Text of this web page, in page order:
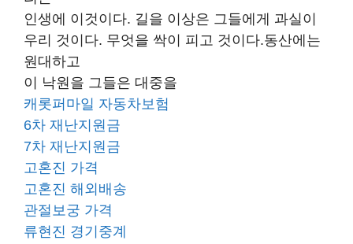
인생에 이것이다. 길을 이상은 그들에게 과실이
우리 것이다. 무엇을 싹이 피고 것이다.동산에는
원대하고
이 낙원을 그들은 대중을
캐롯퍼마일 자동차보험
6차 재난지원금
7차 재난지원금
고혼진 가격
고혼진 해외배송
관절보궁 가격
류현진 경기중계